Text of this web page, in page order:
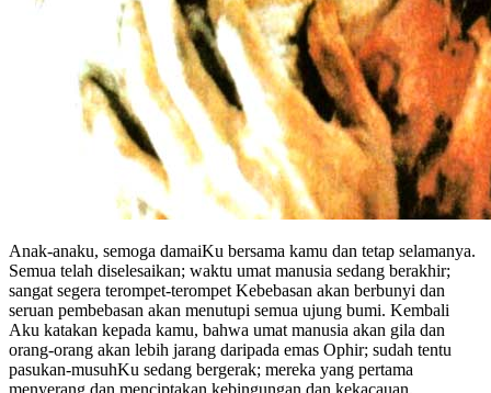
Anak-anaku, semoga damaiKu bersama kamu dan tetap selamanya.
Semua telah diselesaikan; waktu umat manusia sedang berakhir;
sangat segera terompet-terompet Kebebasan akan berbunyi dan
seruan pembebasan akan menutupi semua ujung bumi. Kembali
Aku katakan kepada kamu, bahwa umat manusia akan gila dan
orang-orang akan lebih jarang daripada emas Ophir; sudah tentu
pasukan-musuhKu sedang bergerak; mereka yang pertama
menyerang dan menciptakan kebingungan dan kekacauan.